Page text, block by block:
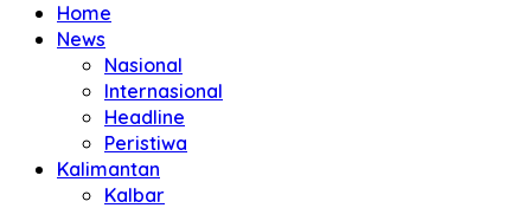
Home
News
Nasional
Internasional
Headline
Peristiwa
Kalimantan
Kalbar